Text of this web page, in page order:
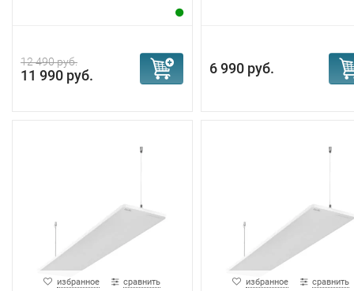
12 490 руб.
11 990 руб. 6 990 руб.
избранное сравнить избранное сравнить